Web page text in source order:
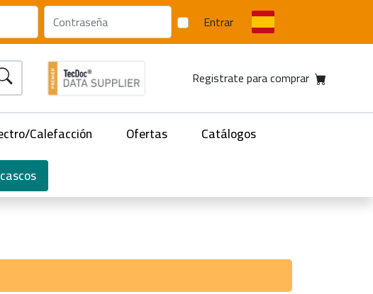
Entrar
Registrate para comprar
Calefacción Ofertas
Catálogos